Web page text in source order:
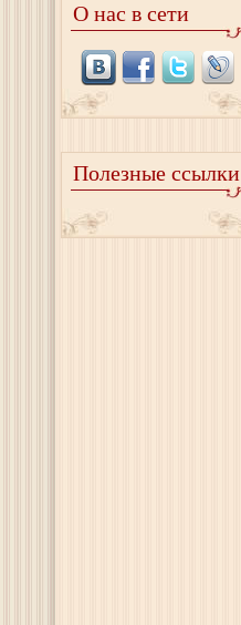
О нас в сети
Полезные ссылки